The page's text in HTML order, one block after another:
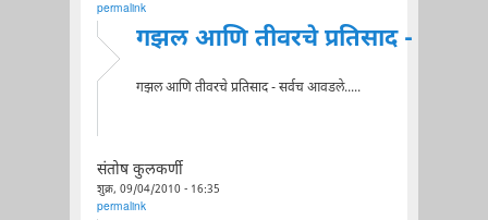
permalink
गझल आणि तीवरचे प्रतिसाद -
गझल आणि तीवरचे प्रतिसाद - सर्वच आवडले.....
संतोष कुलकर्णी
शुक्र, 09/04/2010 - 16:35
permalink